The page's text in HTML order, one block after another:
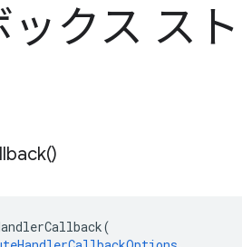
ックス ス
)
(